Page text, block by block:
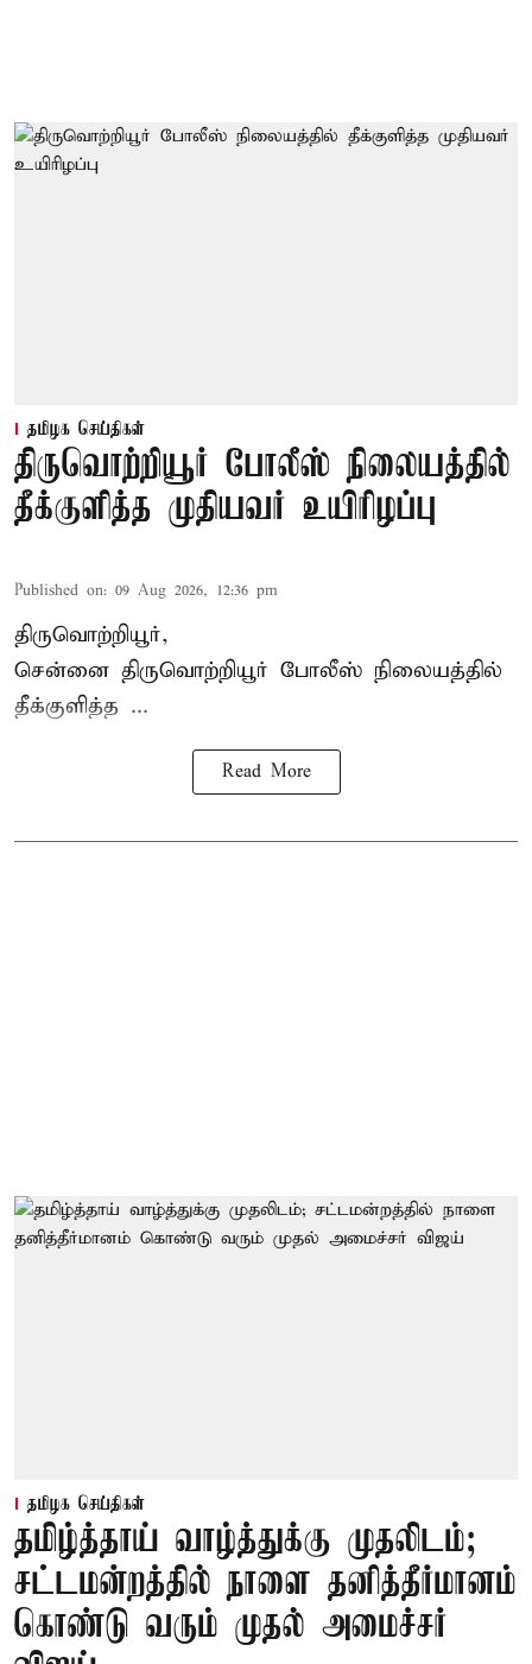
தமிழக செய்திகள்
திருவொற்றியூர் போலீஸ் நிலையத்தில்
தீக்குளித்த முதியவர் உயிரிழப்பு
Published on: 09 Aug 2026, 12:36 pm
திருவொற்றியூர்,
சென்னை திருவொற்றியூர் போலீஸ் நிலையத்தில்
தீக்குளித்த ...
Read More
தமிழக செய்திகள்
தமிழ்த்தாய் வாழ்த்துக்கு முதலிடம்;
சட்டமன்றத்தில் நாளை தனித்தீர்மானம்
கொண்டு வரும் முதல் அமைச்சர்